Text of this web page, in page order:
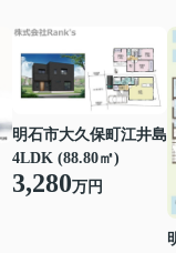
明石市大久保町江井島
4LDK (88.80㎡)
3,280万円